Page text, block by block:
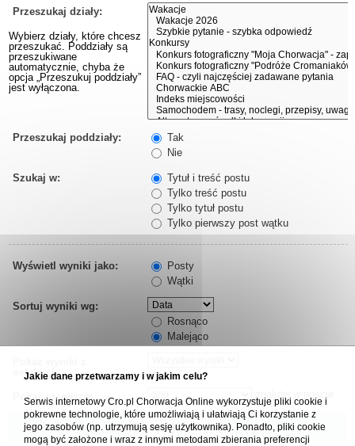
Przeszukaj działy:
Wybierz działy, które chcesz
przeszukać. Poddziały są
przeszukiwane
automatycznie, chyba że
opcja „Przeszukuj poddziały”
jest wyłączona.
Przeszukaj poddziały:
Tak
Nie
Szukaj w:
Tytuł i treść postu
Tylko treść postu
Tylko tytuł postu
Tylko pierwszy post wątku
Wyświetl wyniki jako:
Posty
Wątki
Sortuj wyniki wg:
Rosnąco
Malejąco
ostatnich:
Pokaż pierwsze:
Jakie dane przetwarzamy i w jakim celu?
Serwis internetowy Cro.pl Chorwacja Online wykorzystuje pliki cookie i
pokrewne technologie, które umożliwiają i ułatwiają Ci korzystanie z
jego zasobów (np. utrzymują sesję użytkownika). Ponadto, pliki cookie
mogą być założone i wraz z innymi metodami zbierania preferencji